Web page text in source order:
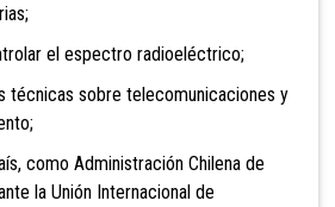
el espectro radioeléctrico;
sobre telecomunicaciones y
como Administración Chilena de
la Unión Internacional de